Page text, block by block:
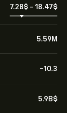
7.28‎$‎ - 18.47‎$‎
5.59M
-10.3
5.9B‎$‎